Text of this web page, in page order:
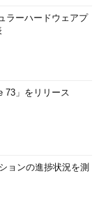
ラーハードウェアプ
73」をリリース
ョンの進捗状況を測